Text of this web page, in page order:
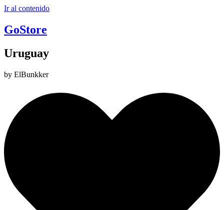
Ir al contenido
GoStore
Uruguay
by ElBunkker